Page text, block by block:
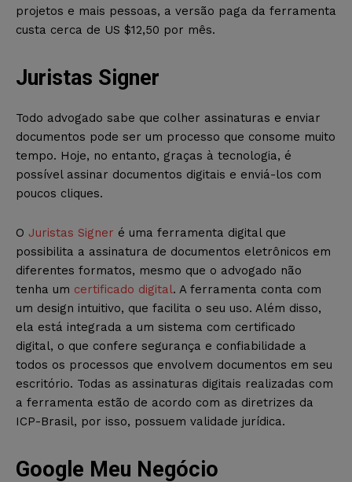
projetos e mais pessoas, a versão paga da ferramenta
custa cerca de US $12,50 por mês.
Juristas Signer
Todo advogado sabe que colher assinaturas e enviar
documentos pode ser um processo que consome muito
tempo. Hoje, no entanto, graças à tecnologia, é
possível assinar documentos digitais e enviá-los com
poucos cliques.
O Juristas Signer é uma ferramenta digital que
possibilita a assinatura de documentos eletrônicos em
diferentes formatos, mesmo que o advogado não
tenha um certificado digital. A ferramenta conta com
um design intuitivo, que facilita o seu uso. Além disso,
ela está integrada a um sistema com certificado
digital, o que confere segurança e confiabilidade a
todos os processos que envolvem documentos em seu
escritório. Todas as assinaturas digitais realizadas com
a ferramenta estão de acordo com as diretrizes da
ICP-Brasil, por isso, possuem validade jurídica.
Google Meu Negócio